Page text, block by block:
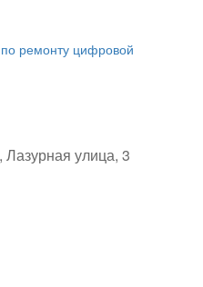
ремонту цифровой
улица, 3